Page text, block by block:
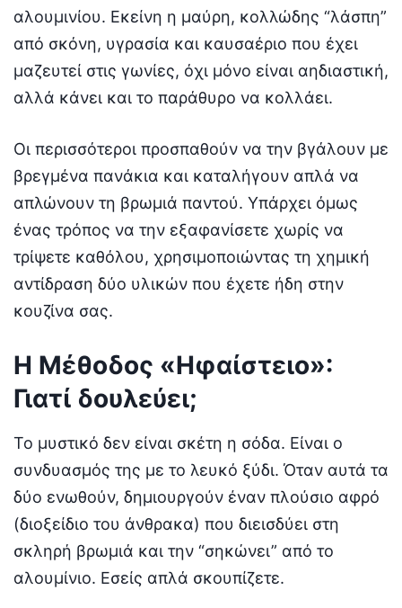
αλουμινίου. Εκείνη η μαύρη, κολλώδης “λάσπη”
από σκόνη, υγρασία και καυσαέριο που έχει
μαζευτεί στις γωνίες, όχι μόνο είναι αηδιαστική,
αλλά κάνει και το παράθυρο να κολλάει.
Οι περισσότεροι προσπαθούν να την βγάλουν με
βρεγμένα πανάκια και καταλήγουν απλά να
απλώνουν τη βρωμιά παντού. Υπάρχει όμως
ένας τρόπος να την εξαφανίσετε χωρίς να
τρίψετε καθόλου, χρησιμοποιώντας τη χημική
αντίδραση δύο υλικών που έχετε ήδη στην
κουζίνα σας.
Η Μέθοδος «Ηφαίστειο»:
Γιατί δουλεύει;
Το μυστικό δεν είναι σκέτη η σόδα. Είναι ο
συνδυασμός της με το λευκό ξύδι. Όταν αυτά τα
δύο ενωθούν, δημιουργούν έναν πλούσιο αφρό
(διοξείδιο του άνθρακα) που διεισδύει στη
σκληρή βρωμιά και την “σηκώνει” από το
αλουμίνιο. Εσείς απλά σκουπίζετε.